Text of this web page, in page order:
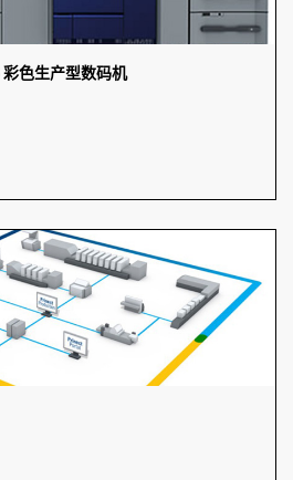
色生产型数码机
阶和正反对位调整。高质量：稳定的...